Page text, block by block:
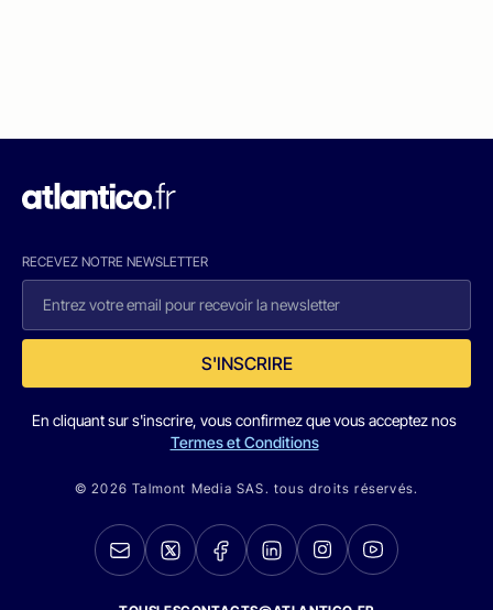
RECEVEZ NOTRE NEWSLETTER
S'INSCRIRE
En cliquant sur s'inscrire, vous confirmez que vous acceptez nos
Termes et Conditions
© 2026 Talmont Media SAS. tous droits réservés.